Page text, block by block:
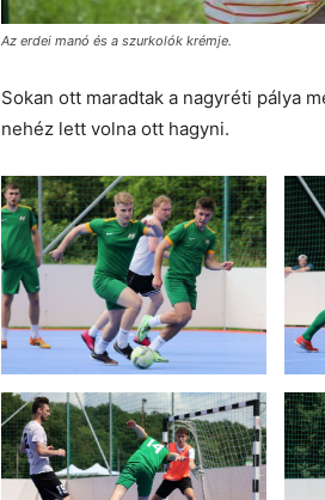
Az erdei manó és a szurkolók krémje.
Sokan ott maradtak a nagyréti pálya
nehéz lett volna ott hagyni.